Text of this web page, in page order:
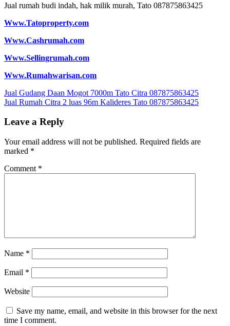
Jual rumah budi indah, hak milik murah, Tato 087875863425
Www.Tatoproperty.com
Www.Cashrumah.com
Www.Sellingrumah.com
Www.Rumahwarisan.com
Post
navigation
Jual Gudang Daan Mogot 7000m Tato Citra 087875863425
Jual Rumah Citra 2 luas 96m Kalideres Tato 087875863425
Leave a Reply
Your email address will not be published. Required fields are
marked *
Comment *
Name *
Email *
Website
Save my name, email, and website in this browser for the next
time I comment.